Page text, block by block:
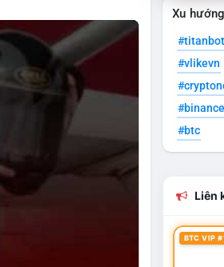
dù chưa liên quan trực
tạo cơ hội đầu tư
Xu
#titanbot
#vlikevn
#btc
Liên
BTC VIP